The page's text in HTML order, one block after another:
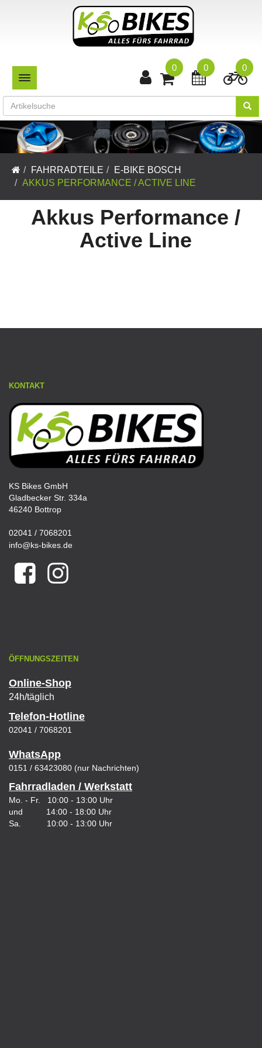
TOGGLE NAVIGATION
0
0
0
FAHRRADTEILE
E-BIKE BOSCH
AKKUS PERFORMANCE / ACTIVE LINE
Akkus Performance /
Active Line
KONTAKT
KS Bikes GmbH
Gladbecker Str. 334a
46240 Bottrop
02041 / 7068201
info@ks-bikes.de
ÖFFNUNGSZEITEN
Online-Shop
24h/täglich
Telefon-Hotline
02041 / 7068201
WhatsApp
0151 / 63423080 (nur Nachrichten)
Fahrradladen / Werkstatt
Mo. - Fr. 10:00 - 13:00 Uhr
und 14:00 - 18:00 Uhr
Sa. 10:00 - 13:00 Uhr